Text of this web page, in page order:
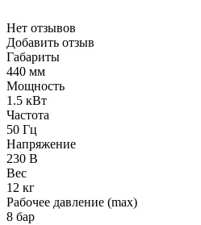
Нет отзывов
Добавить отзыв
Габариты
440 мм
Мощность
1.5 кВт
Частота
50 Гц
Напряжение
230 В
Вес
12 кг
Рабочее давление (max)
8 бар